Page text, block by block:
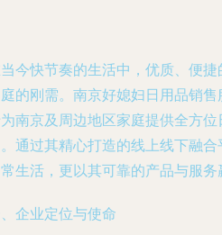
今快节奏的生活中，优质、便
的刚需。南京好媳妇日用品销
南京及周边地区家庭提供全方
通过其精心打造的线上线下融
生活，更以其可靠的产品与服务
企业定位与使命